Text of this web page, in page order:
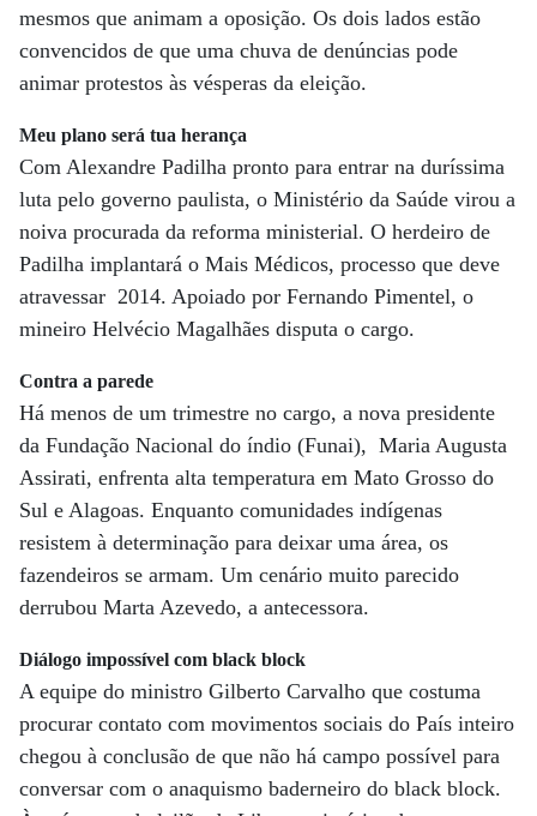
mesmos que animam a oposição. Os dois lados estão
convencidos de que uma chuva de denúncias pode
animar protestos às vésperas da eleição.
Meu plano será tua herança
Com Alexandre Padilha pronto para entrar na duríssima
luta pelo governo paulista, o Ministério da Saúde virou a
noiva procurada da reforma ministerial. O herdeiro de
Padilha implantará o Mais Médicos, processo que deve
atravessar 2014. Apoiado por Fernando Pimentel, o
mineiro Helvécio Magalhães disputa o cargo.
Contra a parede
Há menos de um trimestre no cargo, a nova presidente
da Fundação Nacional do índio (Funai), Maria Augusta
Assirati, enfrenta alta temperatura em Mato Grosso do
Sul e Alagoas. Enquanto comunidades indígenas
resistem à determinação para deixar uma área, os
fazendeiros se armam. Um cenário muito parecido
derrubou Marta Azevedo, a antecessora.
Diálogo impossível com black block
A equipe do ministro Gilberto Carvalho que costuma
procurar contato com movimentos sociais do País inteiro
chegou à conclusão de que não há campo possível para
conversar com o anaquismo baderneiro do black block.